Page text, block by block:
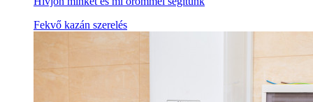
Fekvő kazán szerelés